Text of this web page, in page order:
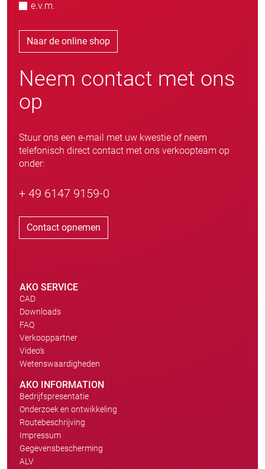
e.v.m.
Naar de online shop
Neem contact met ons
op
Stuur ons een e-mail met uw kwestie of neem
telefonisch direct contact met ons verkoopteam op
onder:
+ 49 6147 9159-0
Contact opnemen
AKO SERVICE
CAD
Downloads
FAQ
Verkooppartner
Video's
Wetenswaardigheden
AKO INFORMATION
Bedrijfspresentatie
Onderzoek en ontwikkeling
Routebeschrijving
Impressum
Gegevensbescherming
ALV